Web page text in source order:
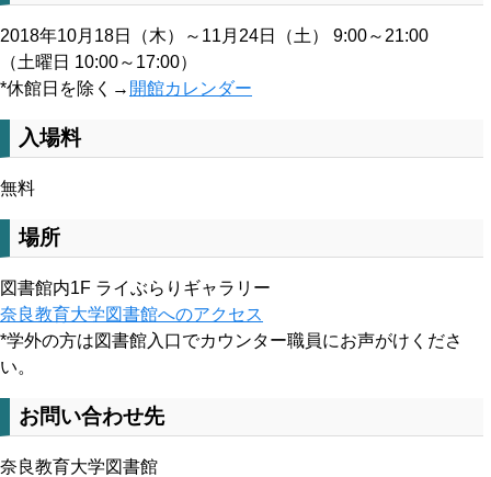
2018年10月18日（木）～11月24日（土） 9:00～21:00
（土曜日 10:00～17:00）
*休館日を除く→ 開館カレンダー
入場料
無料
場所
図書館内1F ライぶらりギャラリー
奈良教育大学図書館へのアクセス
*学外の方は図書館入口でカウンター職員にお声がけくださ
い。
お問い合わせ先
奈良教育大学図書館